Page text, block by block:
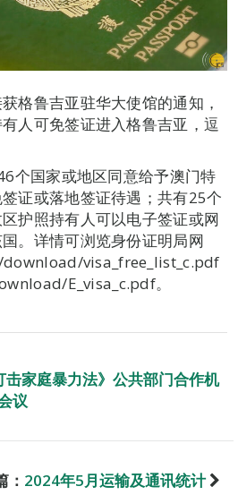
格鲁吉亚驻华大使馆的通知，
人可免签证进入格鲁吉亚，逗
个国家或地区同意给予澳门特
证或落地签证待遇；共有25个
护照持有人可以电子签证或网
。详情可浏览身份证明局网
visa_free_list_c.pdf
E_visa_c.pdf。
击家庭暴力法》公共部门合作机
议
： 2024年5月运输及通讯统计